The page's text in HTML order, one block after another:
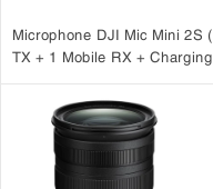
nghiệp
Với trọng lượng chỉ 429g,
body mirrorless nhỏ gọn
hợp với các dòng ống kính
6.3 IS STM hoặc ống kính
STM, hệ thống này mang
bỏ gọn vào balo và tác
Microphone DJI Mic Mini 2S
TX + 1 Mobile RX + Charging